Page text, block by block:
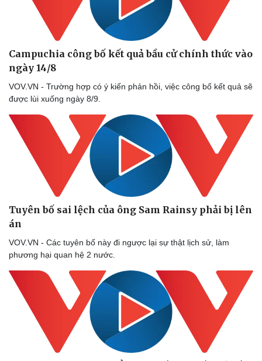
Campuchia công bố kết quả bầu cử chính thức vào
ngày 14/8
VOV.VN - Trường hợp có ý kiến phản hồi, việc công bố kết quả sẽ
được lùi xuống ngày 8/9.
Tuyên bố sai lệch của ông Sam Rainsy phải bị lên
án
VOV.VN - Các tuyên bố này đi ngược lại sự thật lịch sử, làm
phương hại quan hệ 2 nước.